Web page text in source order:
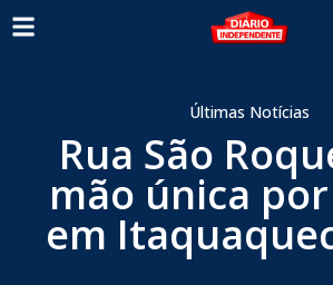
Últimas Notícias
Rua São
mão única
em